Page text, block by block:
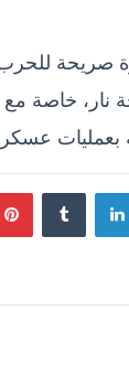
صريحة
نار، خاصة مع
بعمليات
لينكدإن